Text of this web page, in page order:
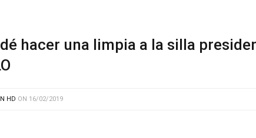
hacer una limpia a la silla
HD ON 16/02/2019